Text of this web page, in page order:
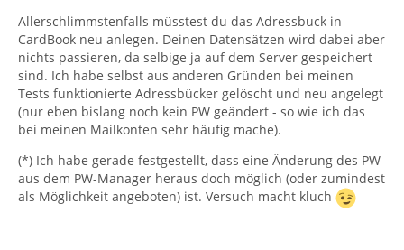
Allerschlimmstenfalls müsstest du das Adressbuck in
CardBook neu anlegen. Deinen Datensätzen wird dabei aber
nichts passieren, da selbige ja auf dem Server gespeichert
sind. Ich habe selbst aus anderen Gründen bei meinen
Tests funktionierte Adressbücker gelöscht und neu angelegt
(nur eben bislang noch kein PW geändert - so wie ich das
bei meinen Mailkonten sehr häufig mache).
(*) Ich habe gerade festgestellt, dass eine Änderung des PW
aus dem PW-Manager heraus doch möglich (oder zumindest
als Möglichkeit angeboten) ist. Versuch macht kluch